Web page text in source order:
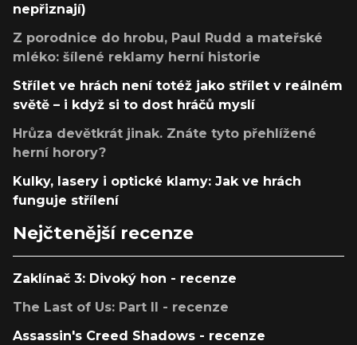
nepřiznají)
Z porodnice do hrobu, Paul Rudd a mateřské
mléko: šílené reklamy herní historie
Střílet ve hrách není totéž jako střílet v reálném
světě – i když si to dost hráčů myslí
Hrůza devětkrát jinak. Znáte tyto přehlížené
herní horory?
Kulky, lasery i optické klamy: Jak ve hrách
funguje střílení
Nejčtenější recenze
Zaklínač 3: Divoký hon - recenze
The Last of Us: Part II - recenze
Assassin's Creed Shadows - recenze